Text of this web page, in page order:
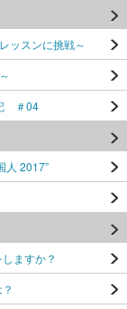
ッスンに挑戦～
＃04
人 2017”
ますか？